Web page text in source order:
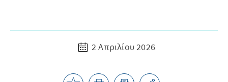
2 Απριλίου 2026